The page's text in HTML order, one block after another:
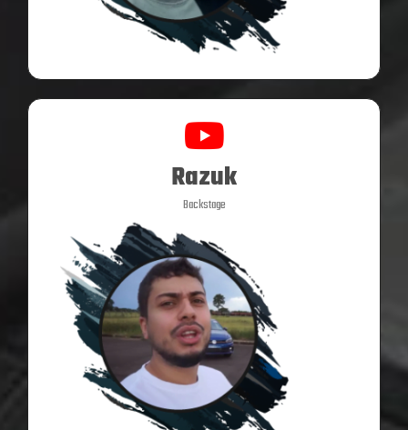
Razuk
Backstage